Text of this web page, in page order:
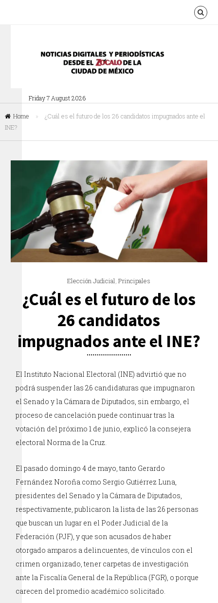
Friday 7 August 2026
Home »
¿Cuál es el futuro de los 26 candidatos impugnados ante el
INE?
Elección Judicial,Principales
¿Cuál es el futuro de los
26 candidatos
impugnados ante el INE?
El Instituto Nacional Electoral (INE) advirtió que no
podrá suspender las 26 candidaturas que impugnaron
el Senado y la Cámara de Diputados, sin embargo, el
proceso de cancelación puede continuar tras la
votación del próximo 1 de junio, explicó la consejera
electoral Norma de la Cruz.
El pasado domingo 4 de mayo, tanto Gerardo
Fernández Noroña como Sergio Gutiérrez Luna,
presidentes del Senado y la Cámara de Diputados,
respectivamente, publicaron la lista de las 26 personas
que buscan un lugar en el Poder Judicial de la
Federación (PJF), y que son acusados de haber
otorgado amparos a delincuentes, de vínculos con el
crimen organizado, tener carpetas de investigación
ante la Fiscalía General de la República (FGR), o porque
carecen del promedio académico solicitado.